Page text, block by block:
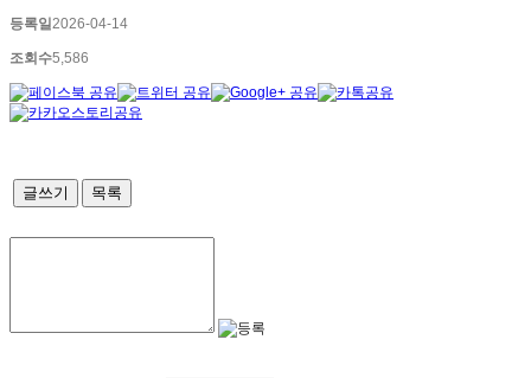
등록일2026-04-14
조회수5,586
글쓰기 목록